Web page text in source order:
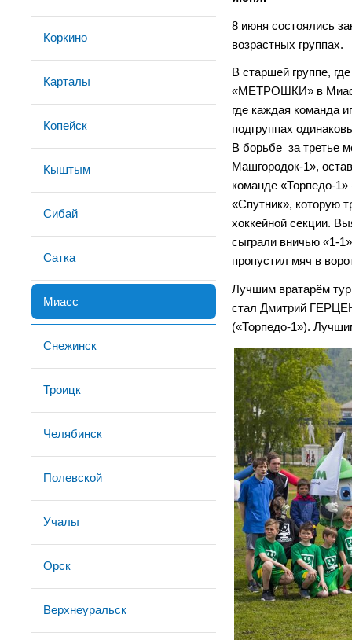
Коркино
Карталы
Копейск
Кыштым
Сибай
Сатка
Миасс
Снежинск
Троицк
Челябинск
Полевской
Учалы
Орск
Верхнеуральск
8 июня состоялись
возрастных группах.
В старшей группе,
«МЕТРОШКИ» в
где каждая команда
подгруппах
В борьбе за третье
Машгородок-1»,
команде «Торпедо-
«Спутник», которую
хоккейной секции.
сыграли вничью «1-
пропустил мяч в
Лучшим вратарём
стал Дмитрий
(«Торпедо-1»).